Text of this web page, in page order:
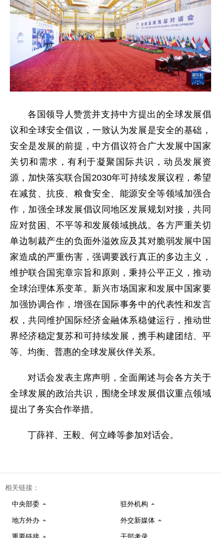
各国领导人赞赏并支持中方提出的全球发展倡
议和全球安全倡议，一致认为发展是安全的基础，
安全是发展的前提，中方倡议符合广大发展中国家
关切和需求，有利于凝聚国际共识，动员发展资
源，加快落实联合国2030年可持续发展议程，希望
在减贫、抗疫、粮食安全、能源安全等领域加强合
作，加强全球发展倡议同地区发展规划对接，共同
应对贫困、不平等和发展领域挑战。各方严重关切
单边制裁产生的负面外溢效应及其对脆弱发展中国
家造成的严重伤害，强调要践行真正的多边主义，
维护联合国宪章宗旨和原则，秉持公平正义，推动
全球治理体系变革。新兴市场国家和发展中国家要
加强协调合作，增强在国际事务中的代表性和发言
权，共同维护国际经济金融体系稳健运行，推动世
界经济稳定复苏和可持续发展，携手构建团结、平
等、均衡、普惠的全球发展伙伴关系。
对话会发表主席声明，全面阐述与会各方关于
全球发展的政治共识，围绕全球发展倡议重点领域
提出了务实合作举措。
丁薛祥、王毅、何立峰等参加对话会。
相关链接：
中央部委 驻外机构
地方外办 外交新媒体
重要链接 干部考录